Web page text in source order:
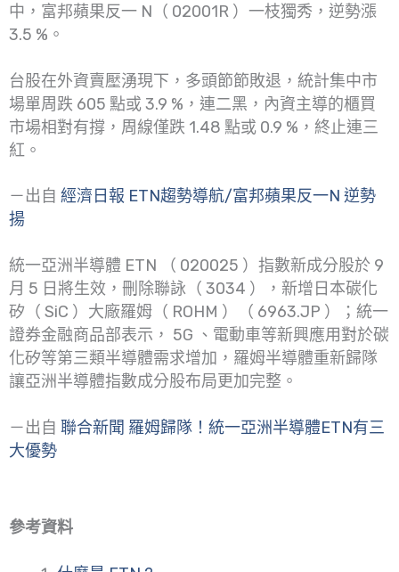
中，富邦蘋果反一 N（ 02001R ）一枝獨秀，逆勢漲
3.5 %。
台股在外資賣壓湧現下，多頭節節敗退，統計集中市
場單周跌 605 點或 3.9 %，連二黑，內資主導的櫃買
市場相對有撐，周線僅跌 1.48 點或 0.9 %，終止連三
紅。
－出自 經濟日報 ETN趨勢導航/富邦蘋果反一N 逆勢
揚
統一亞洲半導體 ETN （ 020025 ）指數新成分股於 9
月 5 日將生效，刪除聯詠（ 3034 ），新增日本碳化
矽（ SiC ）大廠羅姆（ ROHM ）（ 6963.JP ）；統一
證券金融商品部表示， 5G 、電動車等新興應用對於碳
化矽等第三類半導體需求增加，羅姆半導體重新歸隊
讓亞洲半導體指數成分股布局更加完整。
－出自 聯合新聞 羅姆歸隊！統一亞洲半導體ETN有三
大優勢
參考資料